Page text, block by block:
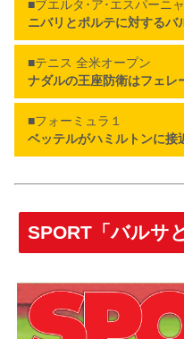
■ブエルタ･ア･エスパーニャ
ニバリとポルテに対するバ
■テニス 全米オープン
ナダルの王座防衛はフェレ
■フォーミュラ１
ベッテルがハミルトンに接
SPORT「バルサ